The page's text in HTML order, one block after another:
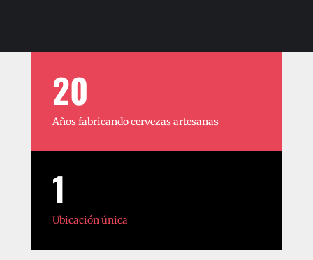
20
Años fabricando cervezas artesanas
1
Ubicación única